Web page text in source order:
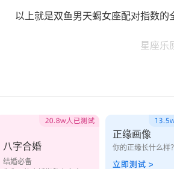
以上就是双鱼男天蝎女座配对指数的
星座乐
八字合婚
结婚必备
正缘画像
你的正缘长什么样